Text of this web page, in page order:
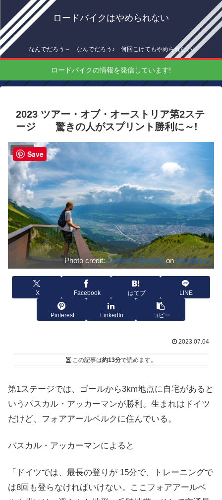
ロードバイクはやめられない
なんでだろう～ なんでだろう♪ 何回こけてもやめられない!
ロードバイクの情報を発信しています!
2023 ツアー・オブ・オーストリア第2ステ
ージ 驚きの人がスプリント勝利に～!
海外情報
Photo credit:karlheinz klingbeilonVisualhunt
X Facebook はてブ LINE
Pinterest LinkedIn コピー
2023.07.04
この記事は約13分で読めます。
第1ステージでは、ゴールから3km地点に自宅があると
いうパスカル・アッカーマンが勝利。生まれはドイツ
だけど、フォアアールベルクに住んでいる。
パスカル・アッカーマンによると
「ドイツでは、最長の登りが 15分で、トレーニングで
は8回も登らなければいけない。ここフォアアールベ
Save